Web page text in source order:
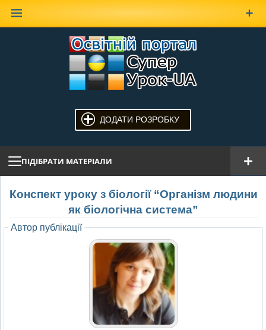
ДОДАТИ РОЗРОБКУ
ПІДІБРАТИ МАТЕРІАЛИ
Конспект уроку з біології “Організм людини
як біологічна система”
Автор публікації